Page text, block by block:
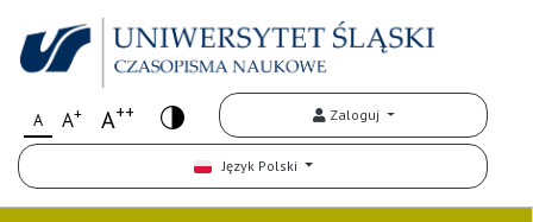
A A+ A++ Zaloguj
Język Polski